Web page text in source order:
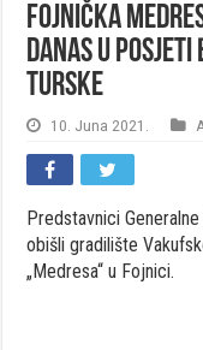
Fojnička
Danas u
Turske
10. Juna 2021.
Predstavnici
obišli gradilište
„Medresa“ u Fojnici.